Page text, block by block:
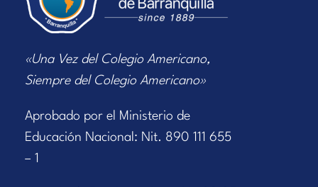
«Una Vez del Colegio Americano,
Siempre del Colegio Americano»
Aprobado por el Ministerio de
Educación Nacional: Nit. 890 111 655
– 1